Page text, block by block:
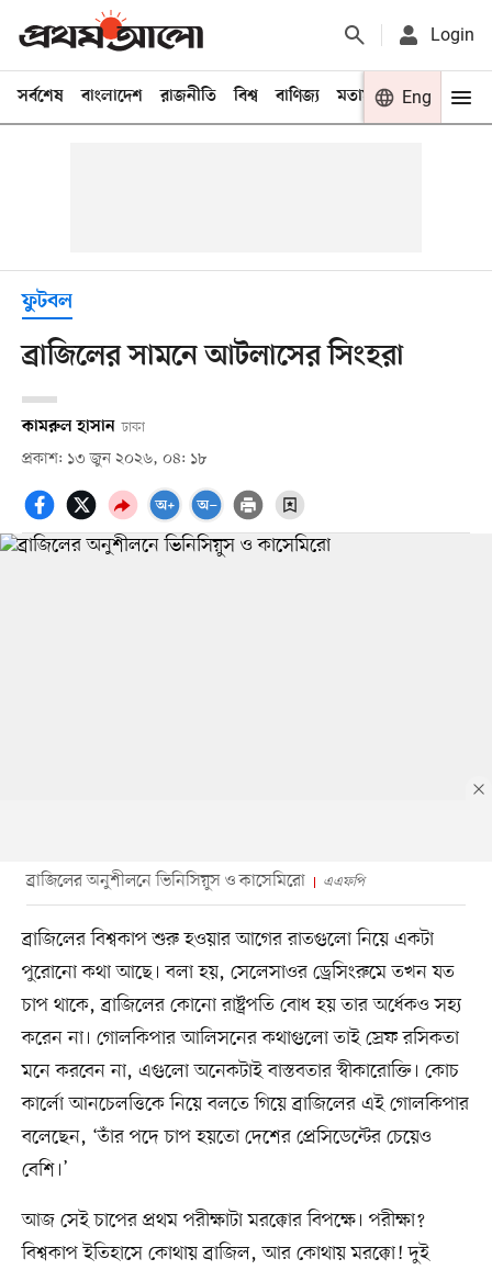
Login
সর্বশেষ বাংলাদেশ রাজনীতি বিশ্ব বাণিজ্য মতামত খেলা
Eng
ফুটবল
ব্রাজিলের সামনে আটলাসের সিংহরা
কামরুল হাসান ঢাকা
প্রকাশ: ১৩ জুন ২০২৬, ০৪: ১৮
ব্রাজিলের অনুশীলনে ভিনিসিয়ুস ও কাসেমিরো এএফপি
ব্রাজিলের বিশ্বকাপ শুরু হওয়ার আগের রাতগুলো নিয়ে একটা
পুরোনো কথা আছে। বলা হয়, সেলেসাওর ড্রেসিংরুমে তখন যত
চাপ থাকে, ব্রাজিলের কোনো রাষ্ট্রপতি বোধ হয় তার অর্ধেকও সহ্য
করেন না। গোলকিপার আলিসনের কথাগুলো তাই স্রেফ রসিকতা
মনে করবেন না, এগুলো অনেকটাই বাস্তবতার স্বীকারোক্তি। কোচ
কার্লো আনচেলত্তিকে নিয়ে বলতে গিয়ে ব্রাজিলের এই গোলকিপার
বলেছেন, ‘তাঁর পদে চাপ হয়তো দেশের প্রেসিডেন্টের চেয়েও
বেশি।’
আজ সেই চাপের প্রথম পরীক্ষাটা মরক্কোর বিপক্ষে। পরীক্ষা?
বিশ্বকাপ ইতিহাসে কোথায় ব্রাজিল, আর কোথায় মরক্কো! দুই